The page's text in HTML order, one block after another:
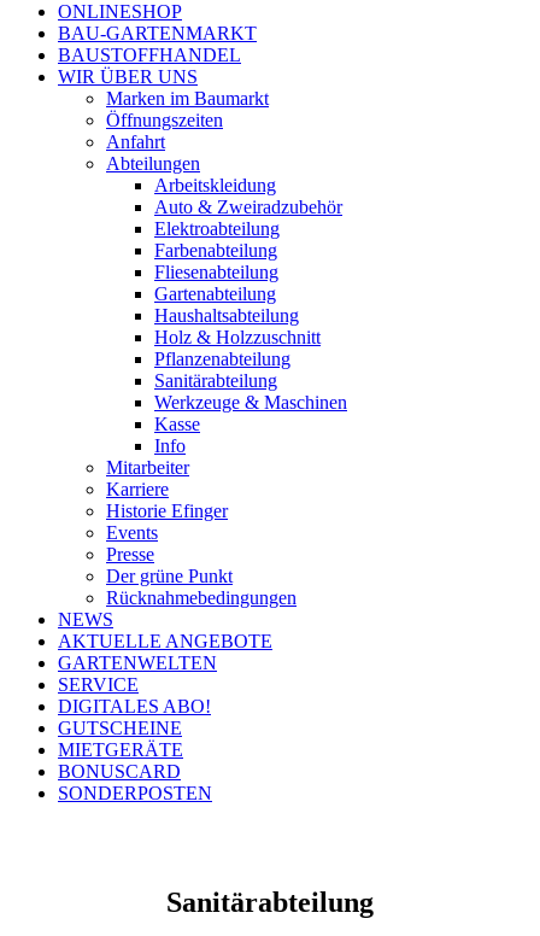
ONLINESHOP
BAU-GARTENMARKT
BAUSTOFFHANDEL
WIR ÜBER UNS
Marken im Baumarkt
Öffnungszeiten
Anfahrt
Abteilungen
Arbeitskleidung
Auto & Zweiradzubehör
Elektroabteilung
Farbenabteilung
Fliesenabteilung
Gartenabteilung
Haushaltsabteilung
Holz & Holzzuschnitt
Pflanzenabteilung
Sanitärabteilung
Werkzeuge & Maschinen
Kasse
Info
Mitarbeiter
Karriere
Historie Efinger
Events
Presse
Der grüne Punkt
Rücknahmebedingungen
NEWS
AKTUELLE ANGEBOTE
GARTENWELTEN
SERVICE
DIGITALES ABO!
GUTSCHEINE
MIETGERÄTE
BONUSCARD
SONDERPOSTEN
Sanitärabteilung